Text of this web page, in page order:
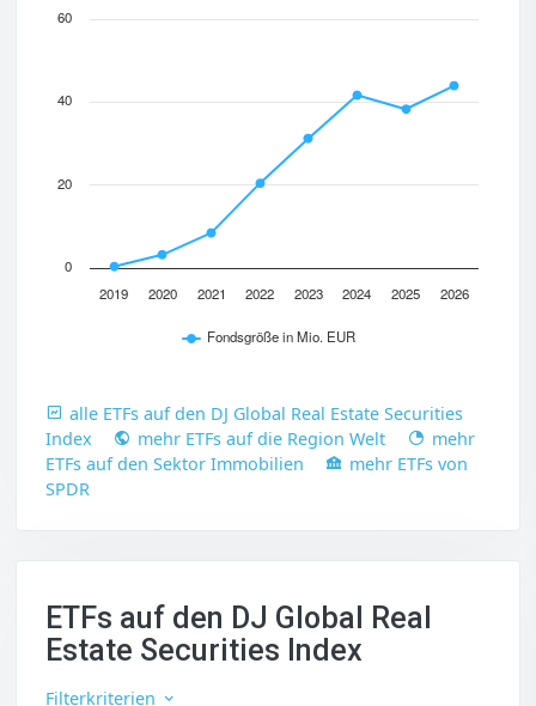
Fondsgröße in Mio. EUR
2019 2020 2021 2022 2023 2024 2025 2026
0
20
40
60
alle ETFs auf den DJ Global Real Estate Securities
Index
mehr ETFs auf die Region Welt
mehr
ETFs auf den Sektor Immobilien
mehr ETFs von
SPDR
ETFs auf den DJ Global Real
Estate Securities Index
Filterkriterien